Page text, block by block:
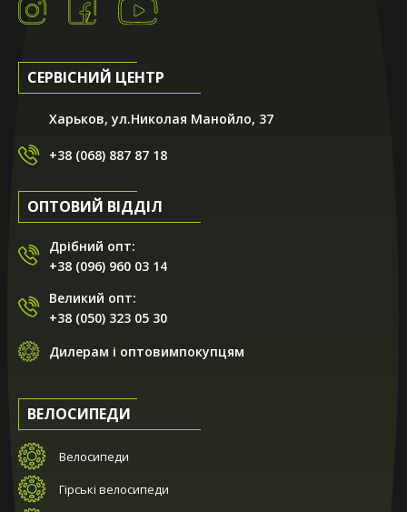
СЕРВІСНИЙ ЦЕНТР
Харьков, ул.Николая Манойло, 37
+38 (068) 887 87 18
ОПТОВИЙ ВІДДІЛ
Дрібний опт:
+38 (096) 960 03 14
Великий опт:
+38 (050) 323 05 30
Дилерам і оптовимпокупцям
ВЕЛОСИПЕДИ
Велосипеди
Гірські велосипеди